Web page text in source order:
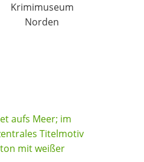
Krimimuseum
Norden